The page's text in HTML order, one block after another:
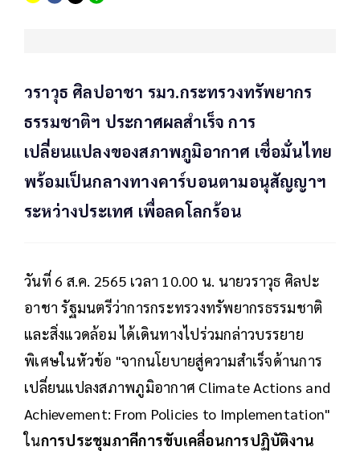
วราวุธ ศิลปอาชา รมว.กระทรวงทรัพยากร
ธรรมชาติฯ ประกาศผลสำเร็จ การ
เปลี่ยนแปลงของสภาพภูมิอากาศ เชื่อมั่นไทย
พร้อมเป็นกลางทางคาร์บอนตามอนุสัญญาฯ
ระหว่างประเทศ เพื่อลดโลกร้อน
วันที่ 6 ส.ค. 2565 เวลา 10.00 น. นายวราวุธ ศิลปะ
อาชา รัฐมนตรีว่าการกระทรวงทรัพยากรธรรมชาติ
และสิ่งแวดล้อม ได้เดินทางไปร่วมกล่าวบรรยาย
พิเศษในหัวข้อ "จากนโยบายสู่ความสำเร็จด้านการ
เปลี่ยนแปลงสภาพภูมิอากาศ Climate Actions and
Achievement: From Policies to Implementation"
ในการประชุมภาคีการขับเคลื่อนการปฏิบัติงาน